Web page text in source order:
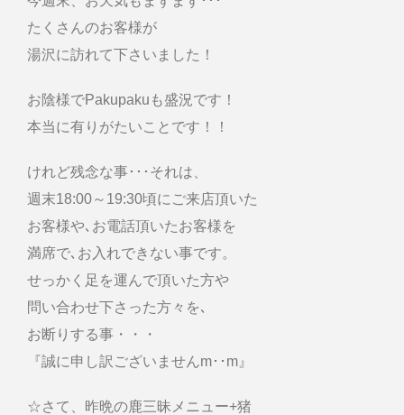
たくさんのお客様が
湯沢に訪れて下さいました！
お陰様でPakupakuも盛況です！
本当に有りがたいことです！！
けれど残念な事･･･それは、
週末18:00～19:30頃にご来店頂いた
お客様や､お電話頂いたお客様を
満席で､お入れできない事です。
せっかく足を運んで頂いた方や
問い合わせ下さった方々を､
お断りする事・・・
『誠に申し訳ございませんm･･m』
☆さて、昨晩の鹿三昧メニュー+猪